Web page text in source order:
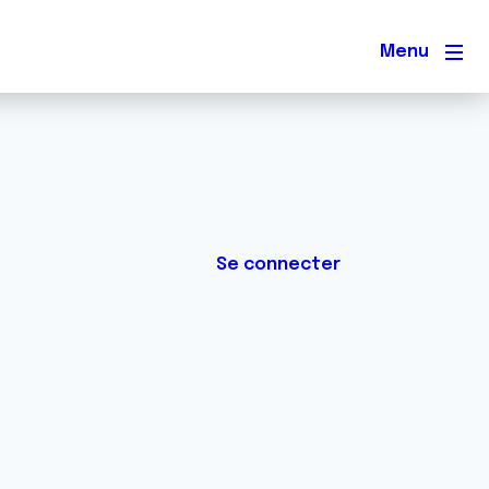
Menu
Se connecter